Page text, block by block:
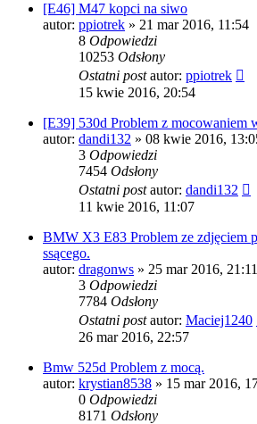
[E46] M47 kopci na siwo
autor: ppiotrek » 21 mar 2016, 11:54
8 Odpowiedzi
10253 Odsłony
Ostatni postautor: ppiotrek
15 kwie 2016, 20:54
[E39] 530d Problem z mocowaniem
autor: dandi132 » 08 kwie 2016,
3 Odpowiedzi
7454 Odsłony
Ostatni postautor: dandi132
11 kwie 2016, 11:07
BMW X3 E83 Problem ze zdjęciem
ssącego.
autor: dragonws » 25 mar 2016, 21:11
3 Odpowiedzi
7784 Odsłony
Ostatni postautor: Maciej1240
26 mar 2016, 22:57
Bmw 525d Problem z mocą.
autor: krystian8538 » 15 mar 2016,
0 Odpowiedzi
8171 Odsłony